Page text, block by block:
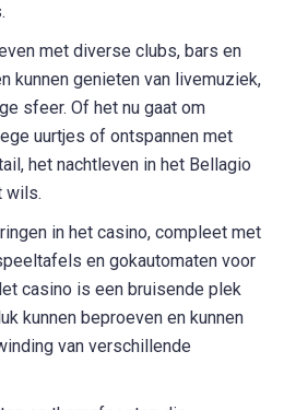
met diverse clubs, bars en
kunnen genieten van livemuziek,
sfeer. Of het nu gaat om
uurtjes of ontspannen met
het nachtleven in het Bellagio
wils.
in het casino, compleet met
en gokautomaten voor
casino is een bruisende plek
kunnen beproeven en kunnen
van verschillende